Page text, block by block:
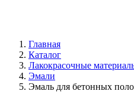
Главная
Каталог
Лакокрасочные
Эмали
Эмаль для бетонных